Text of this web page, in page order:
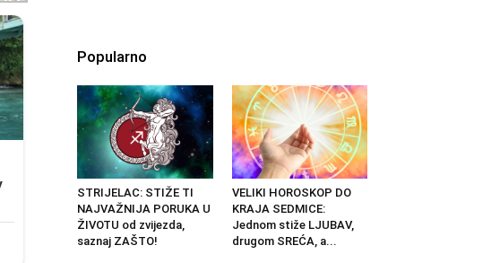
Popularno
STRIJELAC: STIŽE TI
NAJVAŽNIJA PORUKA U
ŽIVOTU od zvijezda,
saznaj ZAŠTO!
VELIKI HOROSKOP DO
KRAJA SEDMICE:
Jednom stiže LJUBAV,
drugom SREĆA, a...